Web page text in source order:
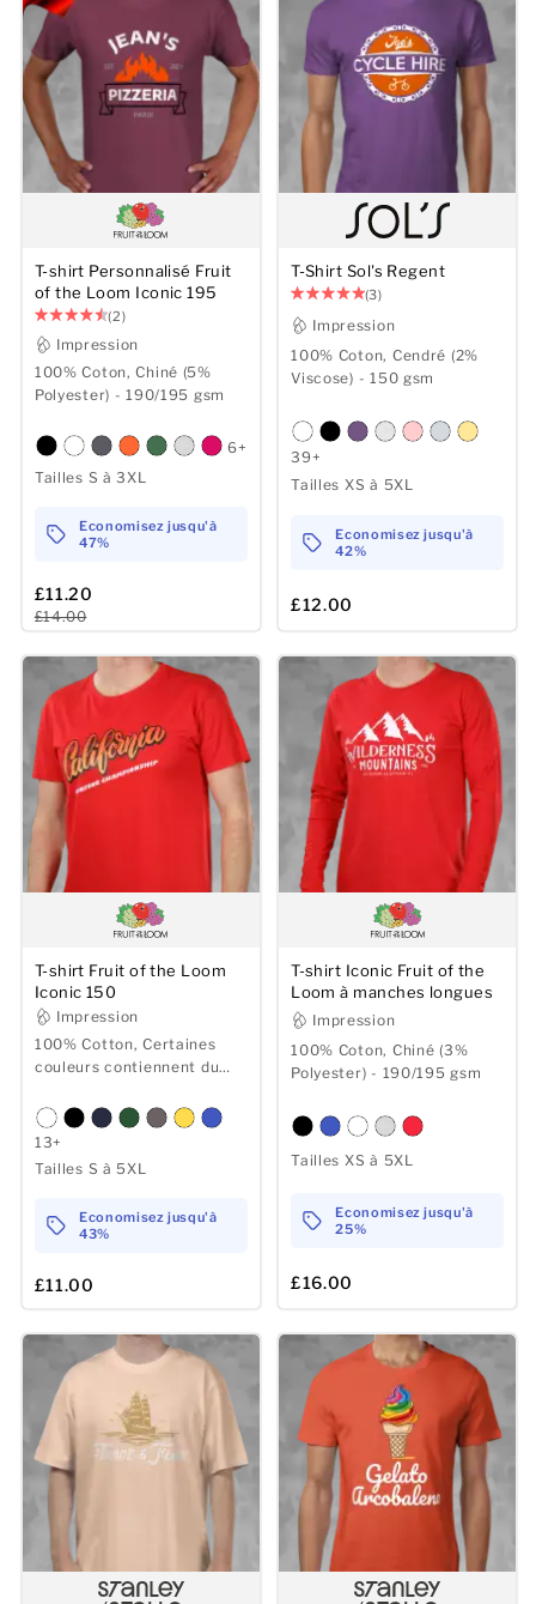
T-shirt Personnalisé Fruit
of the Loom Iconic 195
(2)
Impression
100% Coton, Chiné (5%
Polyester) - 190/195 gsm
6+
Tailles S à 3XL
Economisez jusqu'à
47%
£11.20
£14.00
T-Shirt Sol's Regent
(3)
Impression
100% Coton, Cendré (2%
Viscose) - 150 gsm
39+
Tailles XS à 5XL
Economisez jusqu'à
42%
£12.00
T-shirt Fruit of the Loom
Iconic 150
Impression
100% Cotton, Certaines
couleurs contiennent du
13+
Tailles S à 5XL
Economisez jusqu'à
43%
£11.00
T-shirt Iconic Fruit of the
Loom à manches longues
Impression
100% Coton, Chiné (3%
Polyester) - 190/195 gsm
Tailles XS à 5XL
Economisez jusqu'à
25%
£16.00